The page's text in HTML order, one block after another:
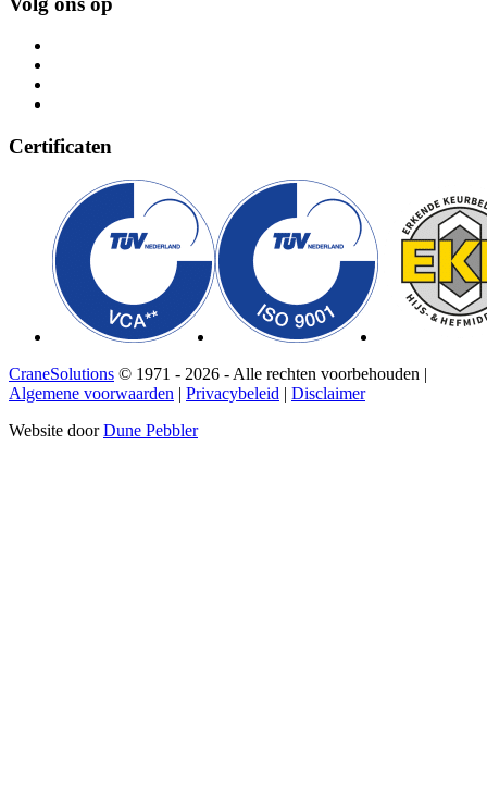
Certificaten
CraneSolutions © 1971 - 2026 - Alle rechten voorbehouden |
Algemene voorwaarden | Privacybeleid | Disclaimer
Website doorDune Pebbler